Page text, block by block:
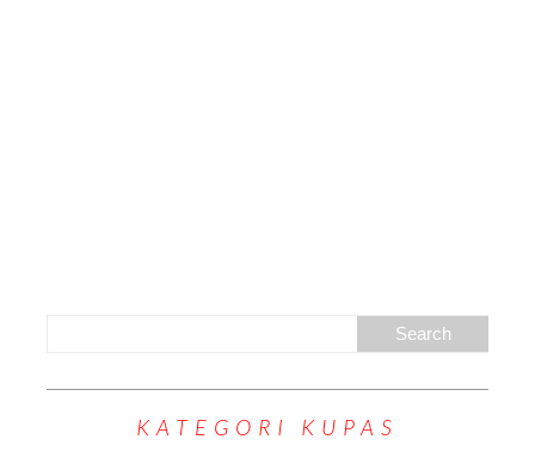
KATEGORI KUPAS